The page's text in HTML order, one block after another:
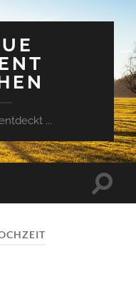
...